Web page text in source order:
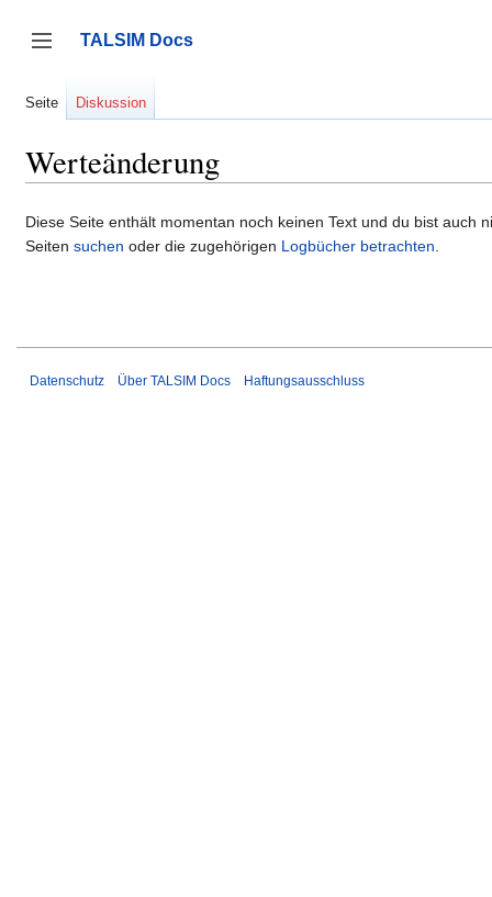
springen
Seitenleiste umschalten
TALSIM Docs
Seite Diskussion
Werteänderung
Diese Seite enthält momentan noch keinen Text und du bist auch
Seiten suchen oder die zugehörigen Logbücher betrachten
Datenschutz Über TALSIM Docs Haftungsausschluss